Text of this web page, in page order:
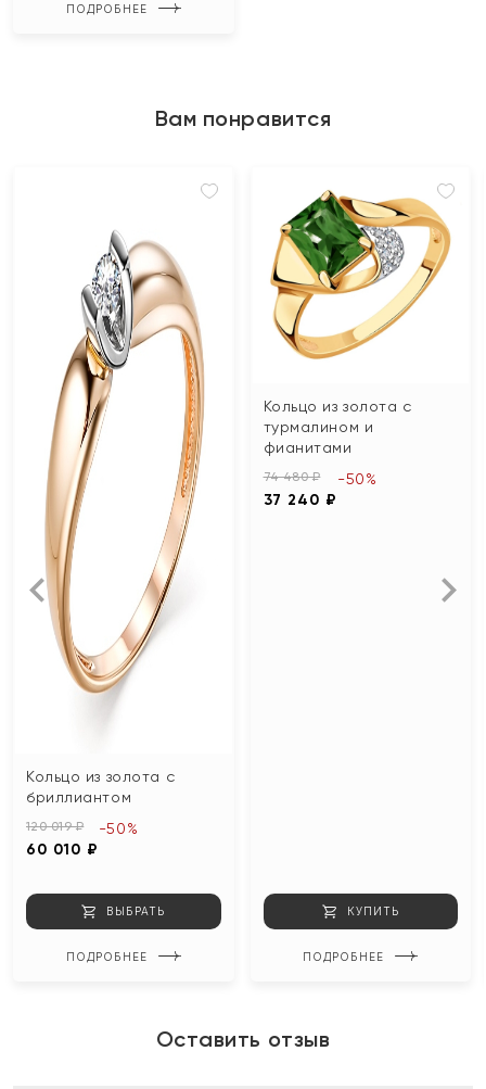
ПОДРОБНЕЕ
Вам понравится
Кольцо из золота с
бриллиантом
120 019 ₽
60 010 ₽
-50%
ВЫБРАТЬ
ПОДРОБНЕЕ
Кольцо из золота с
турмалином и
фианитами
74 480 ₽
37 240 ₽
-50%
КУПИТЬ
ПОДРОБНЕЕ
Оставить отзыв